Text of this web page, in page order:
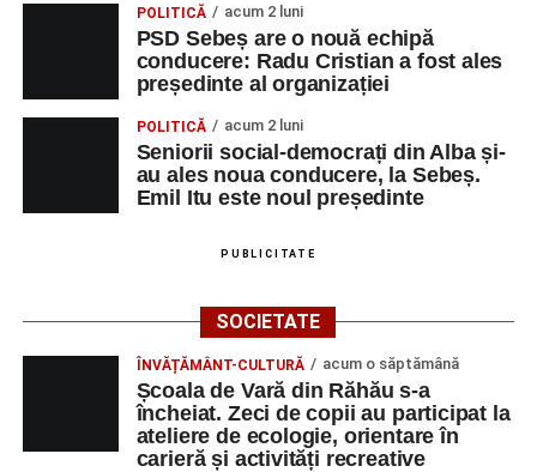
POLITICĂ acum 2 luni
PSD Sebeș are o nouă echipă
conducere: Radu Cristian a fost ales
președinte al organizației
POLITICĂ acum 2 luni
Seniorii social-democrați din Alba și-
au ales noua conducere, la Sebeș.
Emil Itu este noul președinte
PUBLICITATE
SOCIETATE
ÎNVĂȚĂMÂNT-CULTURĂ acum o săptămână
Școala de Vară din Răhău s-a
încheiat. Zeci de copii au participat la
ateliere de ecologie, orientare în
carieră și activități recreative